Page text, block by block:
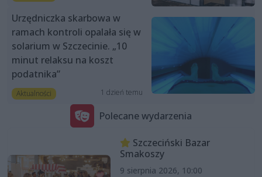
Urzędniczka skarbowa w
ramach kontroli opalała się w
solarium w Szczecinie. „10
minut relaksu na koszt
podatnika”
Aktualności 1 dzień temu
Polecane wydarzenia
Szczeciński Bazar
Smakoszy
9 sierpnia 2026, 10:00